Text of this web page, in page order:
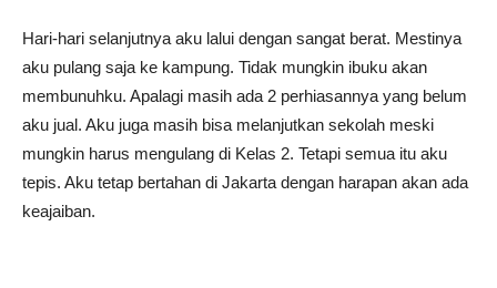
Hari-hari selanjutnya aku lalui dengan sangat berat. Mestinya
aku pulang saja ke kampung. Tidak mungkin ibuku akan
membunuhku. Apalagi masih ada 2 perhiasannya yang belum
aku jual. Aku juga masih bisa melanjutkan sekolah meski
mungkin harus mengulang di Kelas 2. Tetapi semua itu aku
tepis. Aku tetap bertahan di Jakarta dengan harapan akan ada
keajaiban.